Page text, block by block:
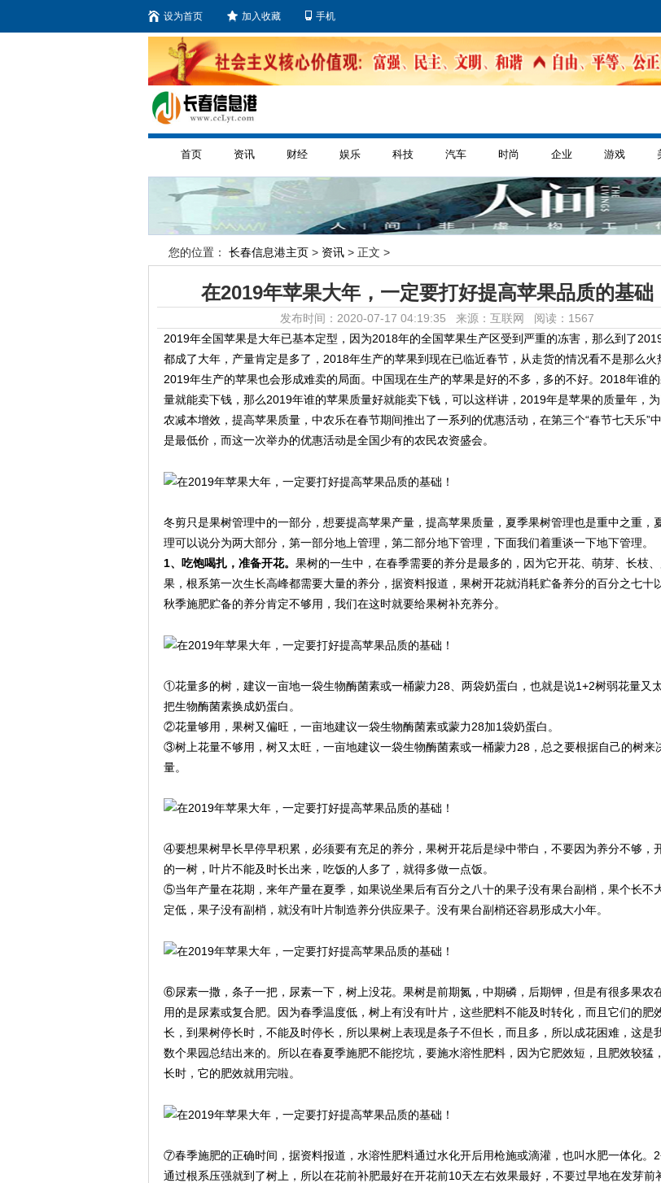
设为首页 加入收藏 手机
首页 资讯 财经 娱乐 科技 汽车 时尚 企业 游戏
您的位置： 长春信息港主页 > 资讯 > 正文 >
在2019年苹果大年，一定要打好提高苹果品质的基础
发布时间：2020-07-17 04:19:35 来源：互联网 阅读：1567
2019年全国苹果是大年已基本定型，因为2018年的全国苹果生产区受到严重的冻害，那么到了
都成了大年，产量肯定是多了，2018年生产的苹果到现在已临近春节，从走货的情况看不是那么火
2019年生产的苹果也会形成难卖的局面。中国现在生产的苹果是好的不多，多的不好。2018年谁
量就能卖下钱，那么2019年谁的苹果质量好就能卖下钱，可以这样讲，2019年是苹果的质量年，
农减本增效，提高苹果质量，中农乐在春节期间推出了一系列的优惠活动，在第三个“春节七天乐”
是最低价，而这一次举办的优惠活动是全国少有的农民农资盛会。
冬剪只是果树管理中的一部分，想要提高苹果产量，提高苹果质量，夏季果树管理也是重中之重，
理可以说分为两大部分，第一部分地上管理，第二部分地下管理，下面我们着重谈一下地下管理。
1、吃饱喝扎，准备开花。 果树的一生中，在春季需要的养分是最多的，因为它开花、萌芽、长枝
果，根系第一次生长高峰都需要大量的养分，据资料报道，果树开花就消耗贮备养分的百分之七十
秋季施肥贮备的养分肯定不够用，我们在这时就要给果树补充养分。
①花量多的树，建议一亩地一袋生物酶菌素或一桶蒙力28、两袋奶蛋白，也就是说1+2树弱花量又
把生物酶菌素换成奶蛋白。
②花量够用，果树又偏旺，一亩地建议一袋生物酶菌素或蒙力28加1袋奶蛋白。
③树上花量不够用，树又太旺，一亩地建议一袋生物酶菌素或一桶蒙力28，总之要根据自己的树来
量。
④要想果树早长早停早积累，必须要有充足的养分，果树开花后是绿中带白，不要因为养分不够，
的一树，叶片不能及时长出来，吃饭的人多了，就得多做一点饭。
⑤当年产量在花期，来年产量在夏季，如果说坐果后有百分之八十的果子没有果台副梢，果个长不
定低，果子没有副梢，就没有叶片制造养分供应果子。没有果台副梢还容易形成大小年。
⑥尿素一撒，条子一把，尿素一下，树上没花。果树是前期氮，中期磷，后期钾，但是有很多果农
用的是尿素或复合肥。因为春季温度低，树上有没有叶片，这些肥料不能及时转化，而且它们的肥
长，到果树停长时，不能及时停长，所以果树上表现是条子不但长，而且多，所以成花困难，这是
数个果园总结出来的。所以在春夏季施肥不能挖坑，要施水溶性肥料，因为它肥效短，且肥效较猛
长时，它的肥效就用完啦。
⑦春季施肥的正确时间，据资料报道，水溶性肥料通过水化开后用枪施或滴灌，也叫水肥一体化。
通过根系压强就到了树上，所以在花前补肥最好在开花前10天左右效果最好，不要过早地在发芽前